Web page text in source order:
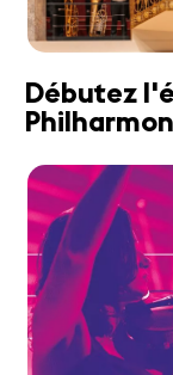
Débutez